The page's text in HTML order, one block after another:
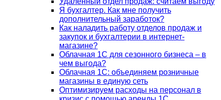
Я бухгалтер. Как мне получить
дополнительный заработок?
Как наладить работу отделов продаж и
закупок и бухгалтерии в интернет-
магазине?
Облачная 1С для сезонного бизнеса – в
чем выгода?
Облачная 1С: объединяем розничные
магазины в единую сеть
Оптимизируем расходы на персонал в